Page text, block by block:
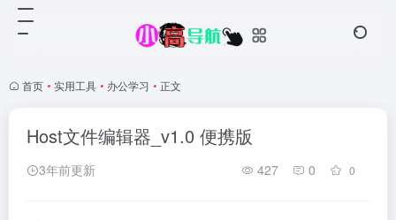
首页 • 实用工具 • 办公学习 • 正文
Host文件编辑器_v1.0 便携版
3年前更新 427 0 0